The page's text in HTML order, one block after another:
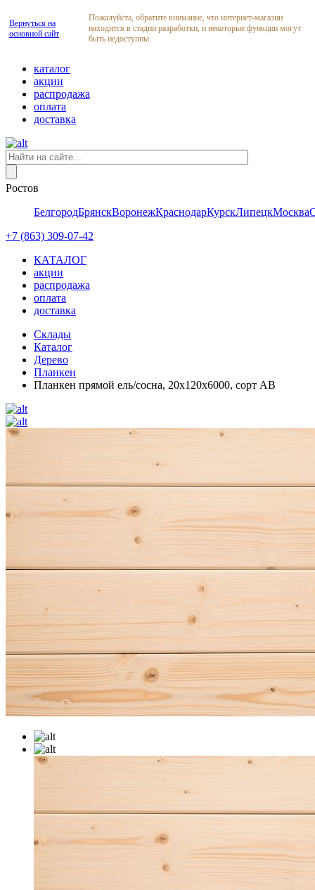
Вернуться на
основной сайт
Пожалуйста, обратите внимание, что интернет-магазин
находится в стадии разработки, и некоторые функции могут
быть недоступны.
каталог
акции
распродажа
оплата
доставка
Ростов
БелгородБрянскВоронежКраснодарКурскЛипецкМосква
+7 (863) 309-07-42
КАТАЛОГ
акции
распродажа
оплата
доставка
Склады
Каталог
Дерево
Планкен
Планкен прямой ель/сосна, 20х120х6000, сорт АВ